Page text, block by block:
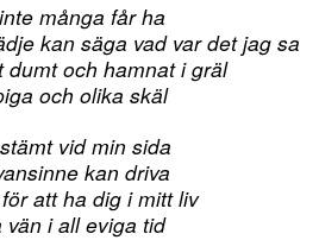
många får ha
kan säga vad var det jag sa
dumt och hamnat i gräl
och olika skäl
vid min sida
kan driva
att ha dig i mitt liv
i all eviga tid